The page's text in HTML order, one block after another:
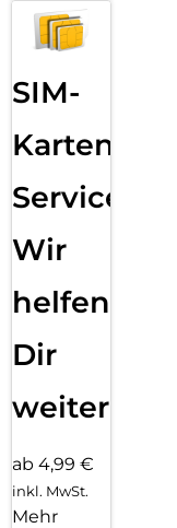
SIM-
Karten
Service:
Wir
helfen
Dir
weiter
ab 4,99 €
inkl. MwSt.
Mehr